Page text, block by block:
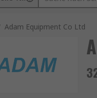
Adam Equipment Co Ltd